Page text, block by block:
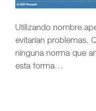
Utilizando
evitarían problemas.
ninguna norma que
esta forma…